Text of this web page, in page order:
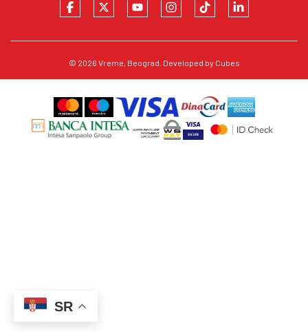
© 2026 Vreme, Beograd. Developed by Cubes
SR